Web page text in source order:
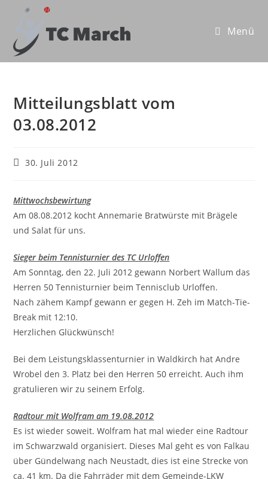
springen
Menü
Mitteilungsblatt vom
03.08.2012
Beitrag
30. Juli 2012
Mittwochsbewirtung
Am 08.08.2012 kocht Annemarie Bratwürste mit Brägele
und Salat für uns.
Sieger beim Tennisturnier des TC Urloffen
Am Sonntag, den 22. Juli 2012 gewann Norbert Wallum das
Herren 50 Tennisturnier beim Tennisclub Urloffen.
Nach zähem Kampf gewann er gegen H. Zeh im Match-Tie-
Break mit 12:10.
Herzlichen Glückwünsch!
Bei dem Leistungsklassenturnier in Waldkirch hat Andre
Wrobel den 3. Platz bei den Herren 50 erreicht. Auch ihm
gratulieren wir zu seinem Erfolg.
Radtour mit Wolfram am 19.08.2012
Es ist wieder soweit. Wolfram hat mal wieder eine Radtour
im Schwarzwald organisiert. Dieses Mal geht es von Falkau
über Gündelwang nach Neustadt, dies ist eine Strecke von
ca. 41 km. Da die Fahrräder mit dem Gemeinde-LKW